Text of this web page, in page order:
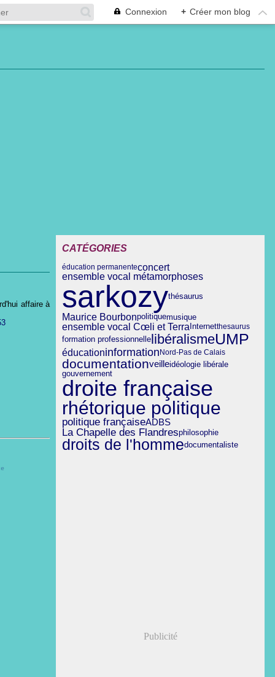
Connexion + Créer mon blog
affaire à
CATÉGORIES
éducation permanenteconcert
ensemble vocal métamorphoses
sarkozythésaurus
Maurice Bourbonpolitiquemusique
ensemble vocal Cœli et Terra Internetthesaurus
formation professionnellelibéralismeUMP
éducationinformation Nord-Pas de Calais
documentationveilleidéologie libérale
gouvernement
droite française
rhétorique politique
politique françaiseADBS
La Chapelle des Flandresphilosophie
droits de l'hommedocumentaliste
Publicité